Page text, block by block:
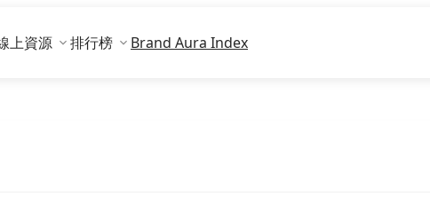
上資源 排行榜 Brand Aura Index